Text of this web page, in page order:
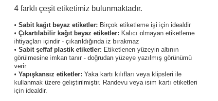
4 farklı çeşit etiketimiz bulunmaktadır.
• Sabit kağıt beyaz etiketler: Birçok etiketleme işi için idealdir
• Çıkartılabilir kağıt beyaz etiketler: Kalıcı olmayan etiketleme
ihtiyaçları içindir - çıkarıldığında iz bırakmaz
• Sabit şeffaf plastik etiketler: Etiketlenen yüzeyin altının
görülmesine imkan tanır - doğrudan yüzeye yazılmış görünümü
verir
• Yapışkansız etiketler: Yaka kartı kılıfları veya klipsleri ile
kullanmak üzere geliştirilmiştir. Randevu veya isim kartı etiketleri
için idealdir.